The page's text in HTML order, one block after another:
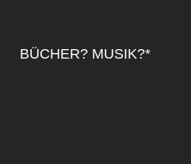
BÜCHER? MUSIK?*